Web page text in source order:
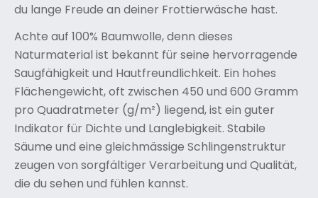
du lange Freude an deiner Frottierwäsche hast.
Achte auf 100% Baumwolle, denn dieses
Naturmaterial ist bekannt für seine hervorragende
Saugfähigkeit und Hautfreundlichkeit. Ein hohes
Flächengewicht, oft zwischen 450 und 600 Gramm
pro Quadratmeter (g/m²) liegend, ist ein guter
Indikator für Dichte und Langlebigkeit. Stabile
Säume und eine gleichmässige Schlingenstruktur
zeugen von sorgfältiger Verarbeitung und Qualität,
die du sehen und fühlen kannst.